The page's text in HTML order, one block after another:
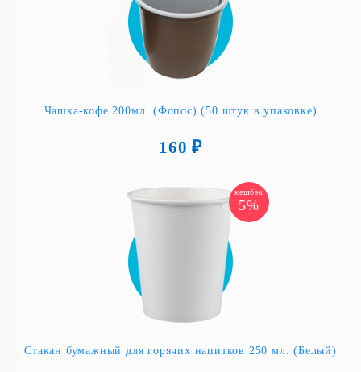
Чашка-кофе 200мл. (Фопос) (50 штук в упаковке)
160 ₽
кешбэк
5%
Стакан бумажный для горячих напитков 250 мл. (Белый)